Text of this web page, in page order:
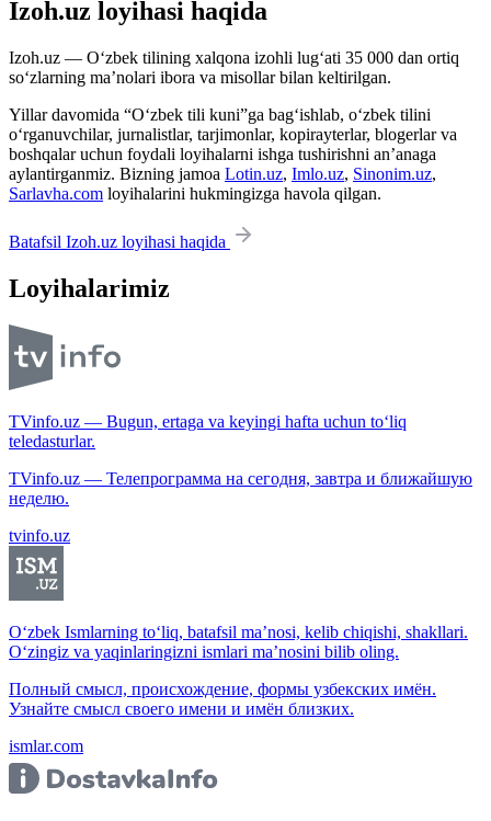
Izoh.uz loyihasi haqida
Izoh.uz — O‘zbek tilining xalqona izohli lug‘ati 35 000 dan ortiq
so‘zlarning ma’nolari ibora va misollar bilan keltirilgan.
Yillar davomida “O‘zbek tili kuni”ga bag‘ishlab, o‘zbek tilini
o‘rganuvchilar, jurnalistlar, tarjimonlar, kopirayterlar, blogerlar va
boshqalar uchun foydali loyihalarni ishga tushirishni an’anaga
aylantirganmiz. Bizning jamoa Lotin.uz, Imlo.uz, Sinonim.uz,
Sarlavha.com loyihalarini hukmingizga havola qilgan.
Batafsil Izoh.uz loyihasi haqida
Loyihalarimiz
TVinfo.uz — Bugun, ertaga va keyingi hafta uchun to‘liq
teledasturlar.
TVinfo.uz — Телепрограмма на сегодня, завтра и ближайшую
неделю.
tvinfo.uz
O‘zbek Ismlarning to‘liq, batafsil ma’nosi, kelib chiqishi, shakllari.
O‘zingiz va yaqinlaringizni ismlari ma’nosini bilib oling.
Полный смысл, происхождение, формы узбекских имён.
Узнайте смысл своего имени и имён близких.
ismlar.com